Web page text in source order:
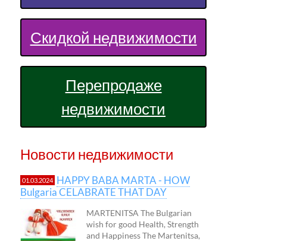
Скидкой недвижимости
Перепродаже
недвижимости
Новости недвижимости
01.03.2024 HAPPY BABA MARTA - HOW
Bulgaria CELABRATE THAT DAY
MARTENITSA The Bulgarian
wish for good Health, Strength
and Happiness The Martenitsa,